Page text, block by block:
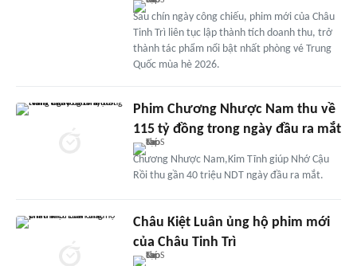
Sau chín ngày công chiếu, phim mới của Châu
Tinh Trì liên tục lập thành tích doanh thu, trở
thành tác phẩm nổi bật nhất phòng vé Trung
Quốc mùa hè 2026.
Phim Chương Nhược Nam thu về
115 tỷ đồng trong ngày đầu ra mắt
Chương Nhược Nam,Kim Tĩnh giúp Nhớ Cậu
Rồi thu gần 40 triệu NDT ngày đầu ra mắt.
Châu Kiệt Luân ủng hộ phim mới
của Châu Tinh Trì